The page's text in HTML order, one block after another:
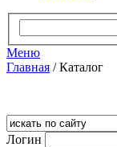
Меню
Главная /Каталог
Логин